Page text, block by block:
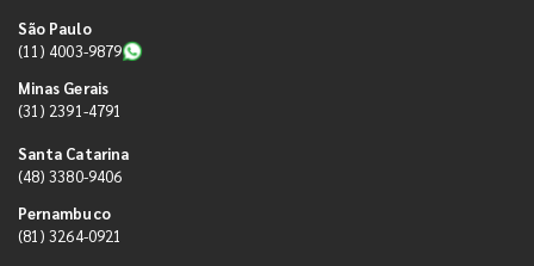
São Paulo
(11) 4003-9879
Minas Gerais
(31) 2391-4791
Santa Catarina
(48) 3380-9406
Pernambuco
(81) 3264-0921